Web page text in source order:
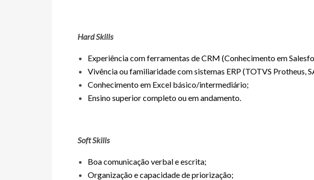
Hard Skills
Experiência com ferramentas de CRM (Conhecimento em
Vivência ou familiaridade com sistemas ERP (TOTVS Protheus,
Conhecimento em Excel básico/intermediário;
Ensino superior completo ou em andamento.
Soft Skills
Boa comunicação verbal e escrita;
Organização e capacidade de priorização;